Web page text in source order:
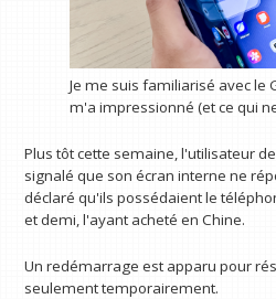
Je me suis familiarisé avec le
m'a impressionné (et ce qui
Plus tôt cette semaine, l'utilisateur
signalé que son écran interne ne
déclaré qu'ils possédaient le
et demi, l'ayant acheté en Chine.
Un redémarrage est apparu pour
seulement temporairement.